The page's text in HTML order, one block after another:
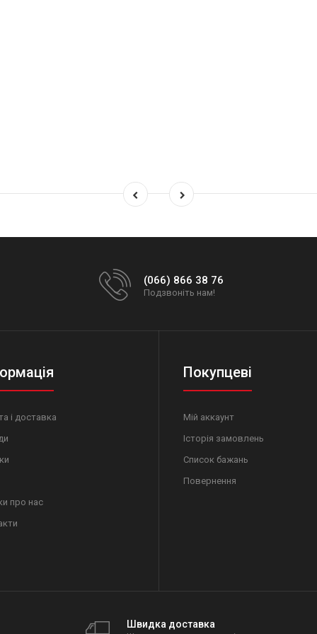
(066) 866 38 76
Подзвоніть нам!
і доставка
про нас
Покупцеві
Мій аккаунт
Історія замовлень
Список бажань
Повернення
Швидка доставка